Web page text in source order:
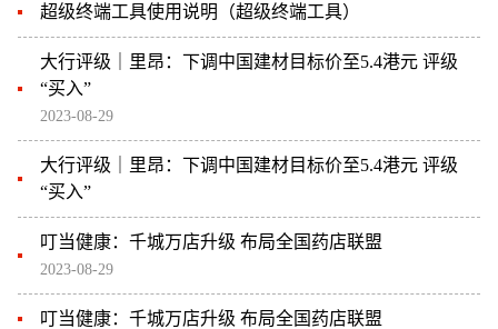
超级终端工具使用说明（超级终端工具）
大行评级｜里昂：下调中国建材目标价至5.4港元 评级
“买入”
2023-08-29
大行评级｜里昂：下调中国建材目标价至5.4港元 评级
“买入”
叮当健康：千城万店升级 布局全国药店联盟
2023-08-29
叮当健康：千城万店升级 布局全国药店联盟